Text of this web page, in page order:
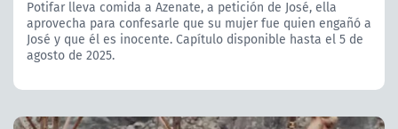
Potifar lleva comida a Azenate, a petición de José, ella
aprovecha para confesarle que su mujer fue quien engañó a
José y que él es inocente. Capítulo disponible hasta el 5 de
agosto de 2025.